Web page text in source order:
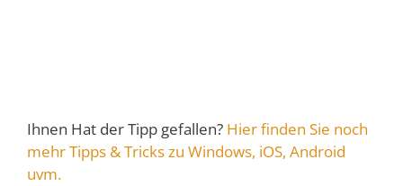
Ihnen Hat der Tipp gefallen? Hier finden Sie noch
mehr Tipps & Tricks zu Windows, iOS, Android
uvm.